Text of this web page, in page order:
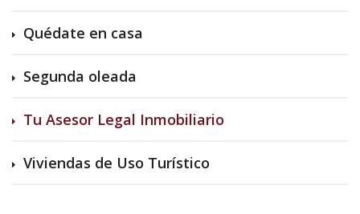
Quédate en casa
Segunda oleada
Tu Asesor Legal Inmobiliario
Viviendas de Uso Turístico